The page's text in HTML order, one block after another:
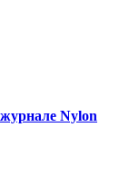
Nylon